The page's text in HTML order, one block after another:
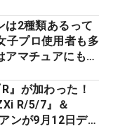
は2種類あるって
プロ使用者も多
アマチュアにもオ
』が加わった！
R/5/7』＆
ンが9月12日デ